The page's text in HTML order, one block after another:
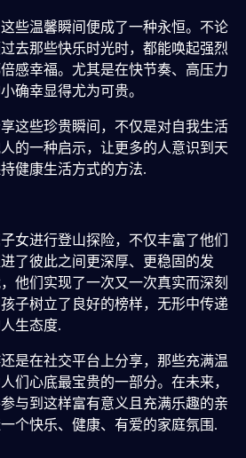
些温馨瞬间便成了一种永恒。不论
去那些快乐时光时，都能唤起强烈
感幸福。尤其是在快节奏、高压力
确幸显得尤为可贵。
这些珍贵瞬间，不仅是对自我生活
的一种启示，让更多的人意识到天
健康生活方式的方法.
女进行登山探险，不仅丰富了他们
了彼此之间更深厚、更稳固的发
他们实现了一次又一次真实而深刻
子树立了良好的榜样，无形中传递
生态度.
是在社交平台上分享，那些充满温
们心底最宝贵的一部分。在未来，
与到这样富有意义且充满乐趣的亲
个快乐、健康、有爱的家庭氛围.